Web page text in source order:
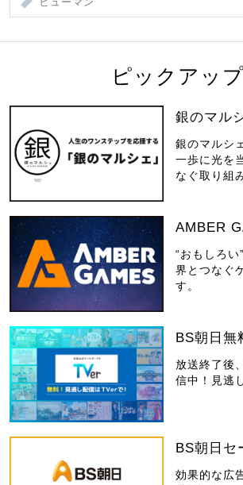
ピックアップ
銀のマル
銀のマルシ
一歩に光を
なぐ取り組
AMBER
“おもしろ
界とつなぐ
す。
BS朝日無
放送終了後
信中！見逃
BS朝日セ
効果的な広